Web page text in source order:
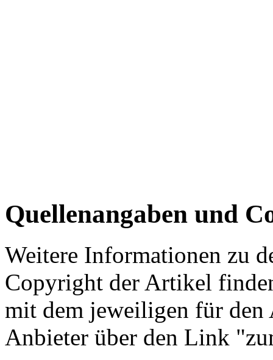
Quellenangaben und
Weitere Informationen zu
Copyright der Artikel
mit dem jeweiligen für
Anbieter über den Link